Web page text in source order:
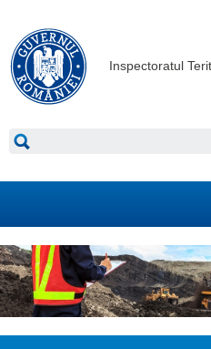
Inspectoratul